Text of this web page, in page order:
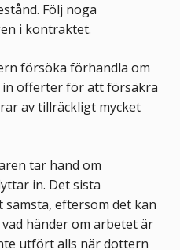
Följ noga
i kontraktet.
försöka förhandla om
in offerter för att försäkra
av tillräckligt mycket
tar hand om
in. Det sista
eftersom det kan
händer om arbetet är
utfört alls när dottern